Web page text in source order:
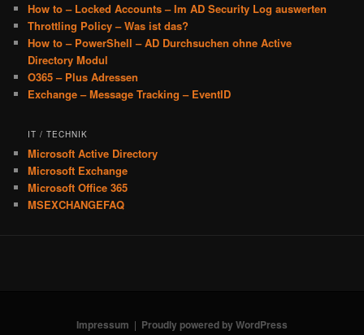
How to – Locked Accounts – Im AD Security Log auswerten
Throttling Policy – Was ist das?
How to – PowerShell – AD Durchsuchen ohne Active
Directory Modul
O365 – Plus Adressen
Exchange – Message Tracking – EventID
IT / TECHNIK
Microsoft Active Directory
Microsoft Exchange
Microsoft Office 365
MSEXCHANGEFAQ
Impressum Proudly powered by WordPress